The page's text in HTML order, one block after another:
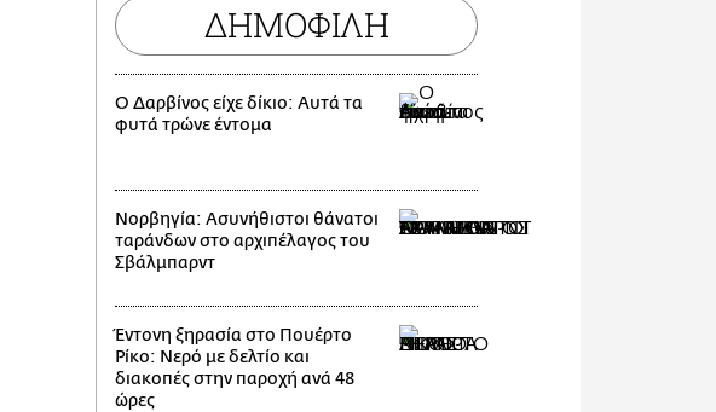
ΔΗΜΟΦΙΛΗ
Ο Δαρβίνος είχε δίκιο: Αυτά τα
φυτά τρώνε έντομα
Νορβηγία: Ασυνήθιστοι θάνατοι
ταράνδων στο αρχιπέλαγος του
Σβάλμπαρντ
Έντονη ξηρασία στο Πουέρτο
Ρίκο: Νερό με δελτίο και
διακοπές στην παροχή ανά 48
ώρες